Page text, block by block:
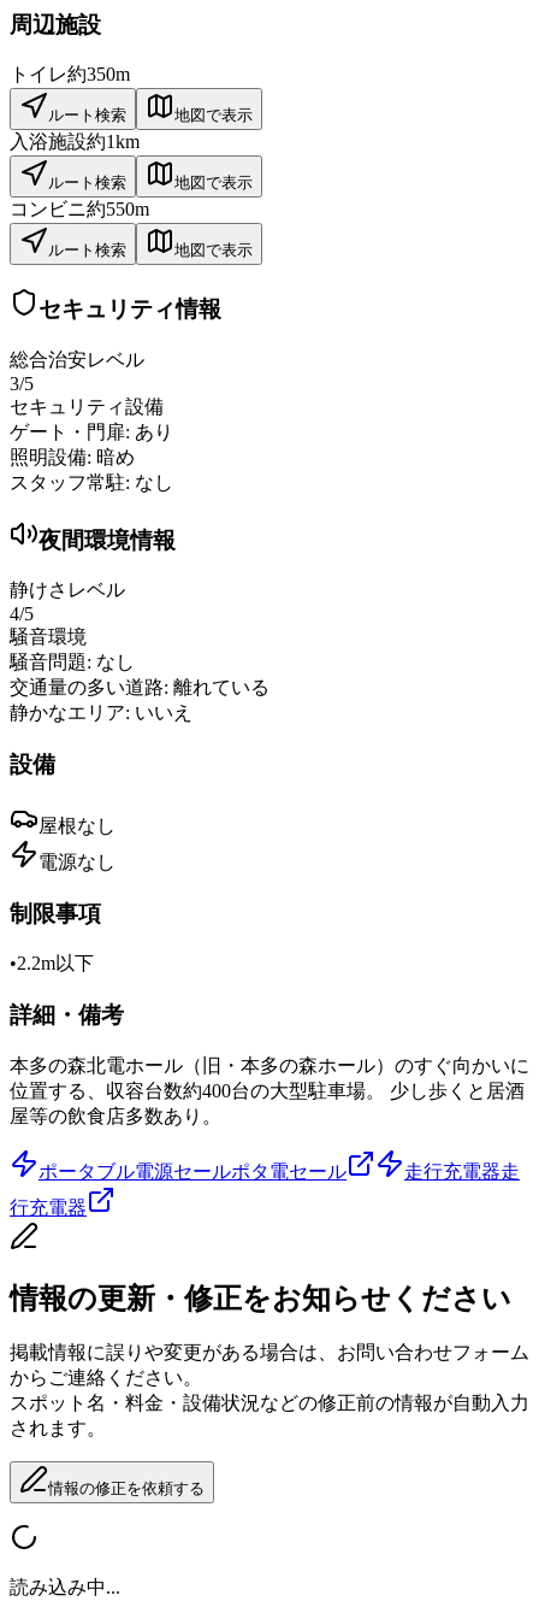
周辺施設
トイレ約350m
ルート検索 地図で表示
入浴施設約1km
ルート検索 地図で表示
コンビニ約550m
ルート検索 地図で表示
セキュリティ情報
総合治安レベル
3/5
セキュリティ設備
ゲート・門扉: あり
照明設備: 暗め
スタッフ常駐: なし
夜間環境情報
静けさレベル
4/5
騒音環境
騒音問題: なし
交通量の多い道路: 離れている
静かなエリア: いいえ
設備
屋根なし
電源なし
制限事項
•2.2m以下
詳細・備考
本多の森北電ホール（旧・本多の森ホール）のすぐ向かいに
位置する、収容台数約400台の大型駐車場。 少し歩くと居酒
屋等の飲食店多数あり。
ポータブル電源セールポタ電セール 走行充電器走
行充電器
情報の更新・修正をお知らせください
掲載情報に誤りや変更がある場合は、お問い合わせフォーム
からご連絡ください。
スポット名・料金・設備状況などの修正前の情報が自動入力
されます。
情報の修正を依頼する
読み込み中...